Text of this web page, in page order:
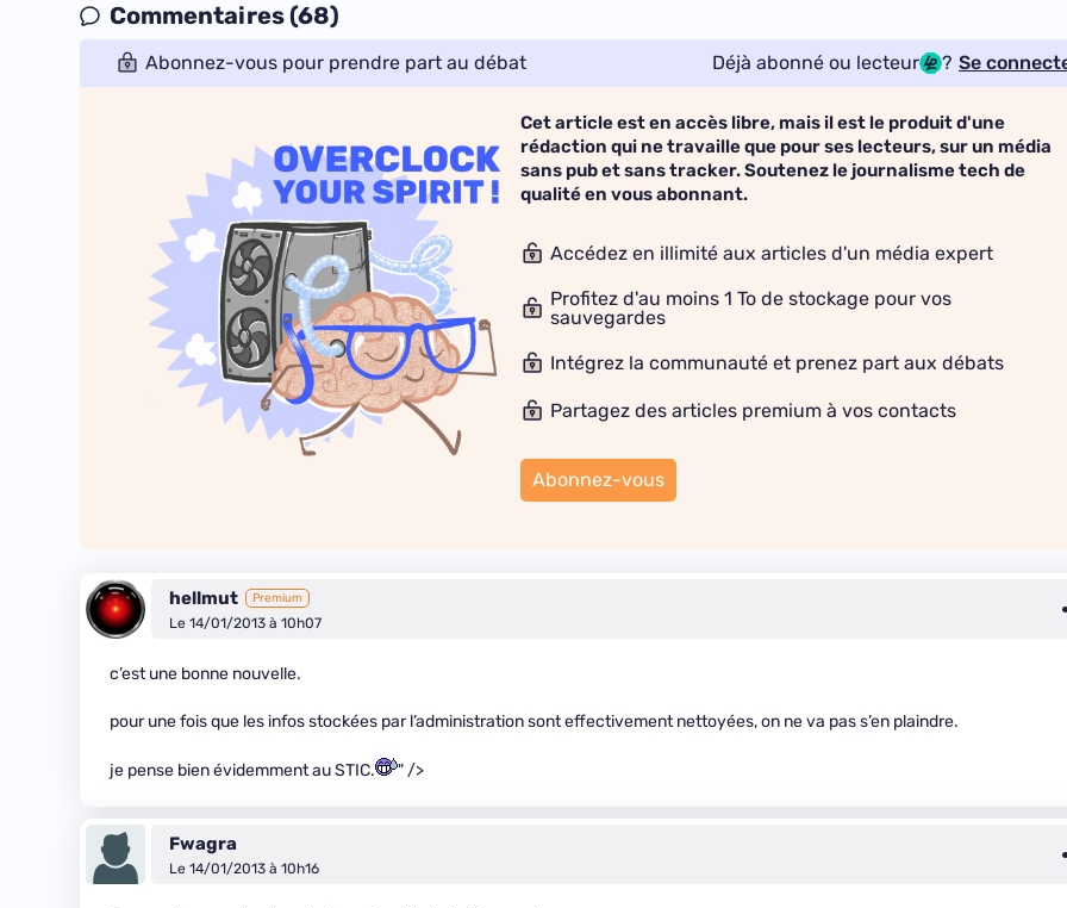
Commentaires (68)
Abonnez-vous pour prendre part au débat Déjà abonné ou lecteur ? Se
Cet article est en accès libre, mais il est le produit d'une
rédaction qui ne travaille que pour ses lecteurs, sur un média
sans pub et sans tracker. Soutenez le journalisme tech de
qualité en vous abonnant.
Accédez en illimité aux articles d'un média expert
Profitez d'au moins 1 To de stockage pour vos
sauvegardes
Intégrez la communauté et prenez part aux débats
Partagez des articles premium à vos contacts
Abonnez-vous
hellmut Premium
Le 14/01/2013 à 10h07
c’est une bonne nouvelle.
pour une fois que les infos stockées par l’administration sont effectivement nettoyées, on ne va pas s’en plaindre.
je pense bien évidemment au STIC. " />
Fwagra
Le 14/01/2013 à 10h16